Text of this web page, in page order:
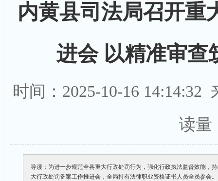
内黄县司法局召开重
进会 以精准审查
时间：2025-10-16 14:14:32
读量
导读：为进一步规范全县重大行政处罚行为，强化行政执法监督效能，
大行政处罚备案工作推进会，全局持有法律职业资格证书人员全员参会。